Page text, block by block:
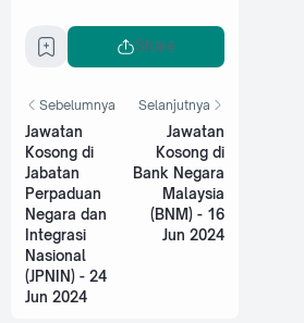
Share
Sebelumnya
Jawatan
Kosong di
Jabatan
Perpaduan
Negara dan
Integrasi
Nasional
(JPNIN) - 24
Jun 2024
Selanjutnya
Jawatan
Kosong di
Bank Negara
Malaysia
(BNM) - 16
Jun 2024